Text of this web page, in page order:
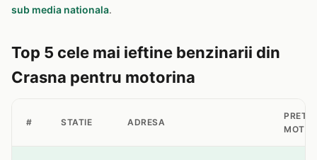
sub media nationala.
Top 5 cele mai ieftine benzinarii din
Crasna pentru motorina
# STATIE ADRESA
PRET